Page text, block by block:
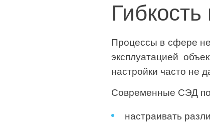
Процессы в сфере
эксплуатацией
настройки часто не
Современные СЭД
настраивать